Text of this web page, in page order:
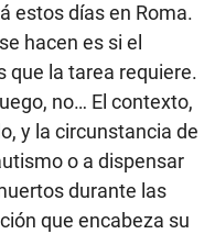
estos días en Roma.
hacen es si el
que la tarea requiere.
no… El contexto,
y la circunstancia de
o a dispensar
durante las
que encabeza su